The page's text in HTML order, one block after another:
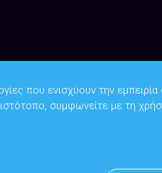
Διακυβέρνησης
που ενισχύουν την εμπειρία
συμφωνείτε με τη